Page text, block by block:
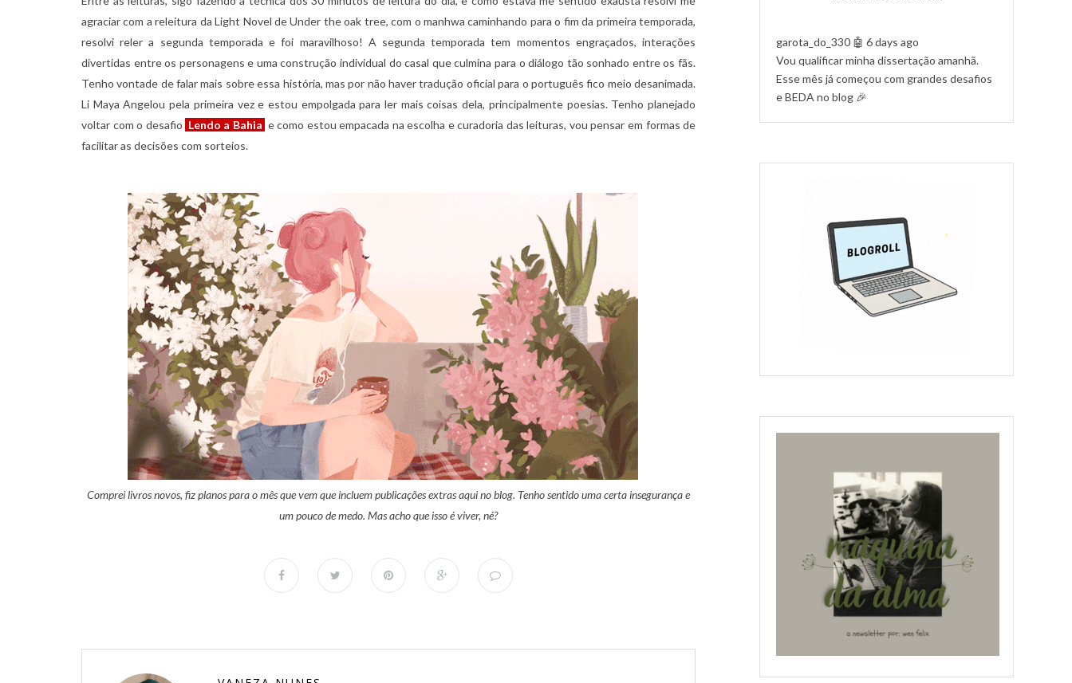
agraciar com a releitura da Light Novel de Under the oak tree, com o manhwa caminhando para o fim da primeira temporada,
resolvi reler a segunda temporada e foi maravilhoso! A segunda temporada tem momentos engraçados, interações
divertidas entre os personagens e uma construção individual do casal que culmina para o diálogo tão sonhado entre os fãs.
Tenho vontade de falar mais sobre essa história, mas por não haver tradução oficial para o português fico meio desanimada.
Li Maya Angelou pela primeira vez e estou empolgada para ler mais coisas dela, principalmente poesias. Tenho planejado
voltar com o desafio Lendo a Bahia e como estou empacada na escolha e curadoria das leituras, vou pensar em formas de
facilitar as decisões com sorteios.
Comprei livros novos, fiz planos para o mês que vem que incluem publicações extras aqui no blog. Tenho sentido uma certa insegurança e
um pouco de medo. Mas acho que isso é viver, né?
garota_do_330 🤖 6 days ago
Vou qualificar minha dissertação amanhã.
Esse mês já começou com grandes desafios
e BEDA no blog 🎉